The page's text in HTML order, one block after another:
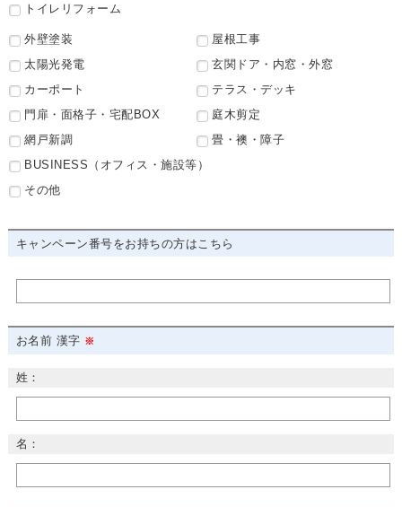
トイレリフォーム
外壁塗装
屋根工事
太陽光発電
玄関ドア・内窓・外窓
カーポート
テラス・デッキ
門扉・面格子・宅配BOX
庭木剪定
網戸新調
畳・襖・障子
BUSINESS（オフィス・施設等）
その他
キャンペーン番号をお持ちの方はこちら
お名前 漢字
姓：
名：